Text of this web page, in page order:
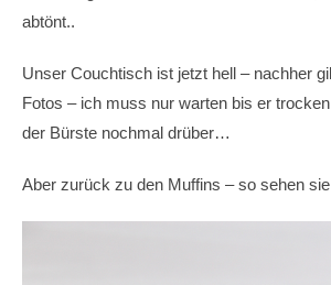
abtönt..
Unser Couchtisch ist jetzt hell – nachher
Fotos – ich muss nur warten bis er
der Bürste nochmal drüber…
Aber zurück zu den Muffins – so sehen